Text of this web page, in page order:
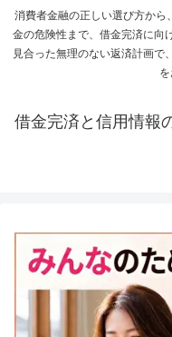
消費者金融の正しい選び方から
金の危険性まで、借金完済に向
見合った無理のない返済計画で
借金完済と信用情報